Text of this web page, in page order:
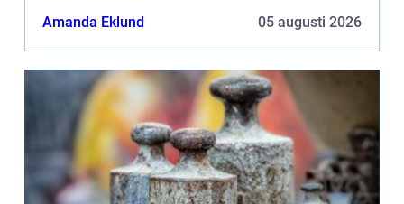
Amanda Eklund 05 augusti 2026